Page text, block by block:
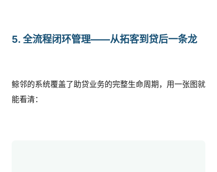
5. 全流程闭环管理——从拓客到贷后一条龙
鲸邻的系统覆盖了助贷业务的完整生命周期，用一张图就
能看清：